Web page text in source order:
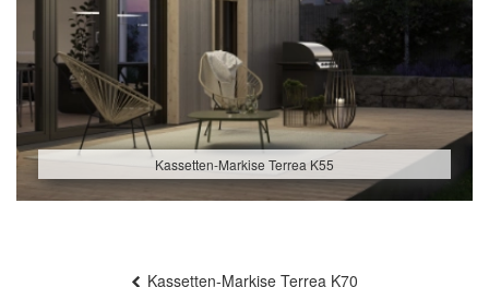
Kassetten-Markise Terrea K55
Kassetten-Markise Terrea K70